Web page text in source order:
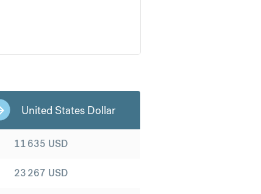
United States Dollar
11 635 USD
23 267 USD